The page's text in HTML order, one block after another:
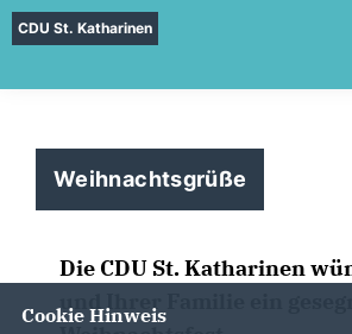
CDU St. Katharinen
Weihnachtsgrüße
Die CDU St. Katharinen
und Ihrer Familie ein
Cookie Hinweis